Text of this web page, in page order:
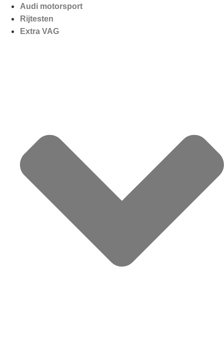
Audi motorsport
Rijtesten
Extra VAG